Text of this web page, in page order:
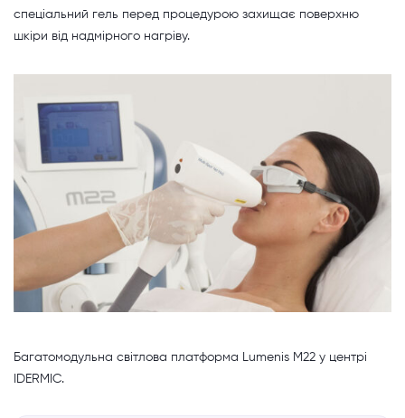
спеціальний гель перед процедурою захищає поверхню
шкіри від надмірного нагріву.
Багатомодульна світлова платформа Lumenis M22 у центрі
IDERMIC.